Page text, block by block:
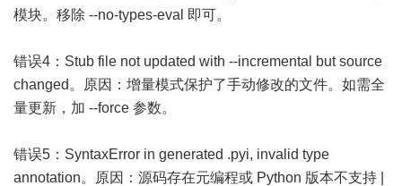
模块。移除 --no-types-eval 即可。
错误4：Stub file not updated with --incremental but source
changed。原因：增量模式保护了手动修改的文件。如需全
量更新，加 --force 参数。
错误5：SyntaxError in generated .pyi, invalid type
annotation。原因：源码存在元编程或 Python 版本不支持 |